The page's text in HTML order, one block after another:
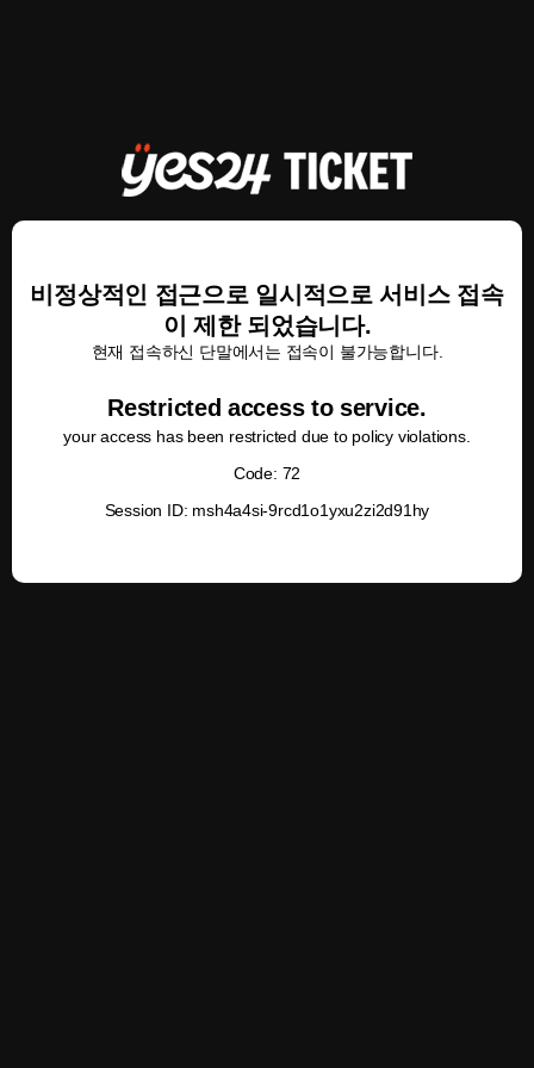
비정상적인 접근으로 일시적으로 서비스 접속
이 제한 되었습니다.
현재 접속하신 단말에서는 접속이 불가능합니다.
Restricted access to service.
your access has been restricted due to policy violations.
Code: 72
Session ID: msh4a4si-9rcd1o1yxu2zi2d91hy